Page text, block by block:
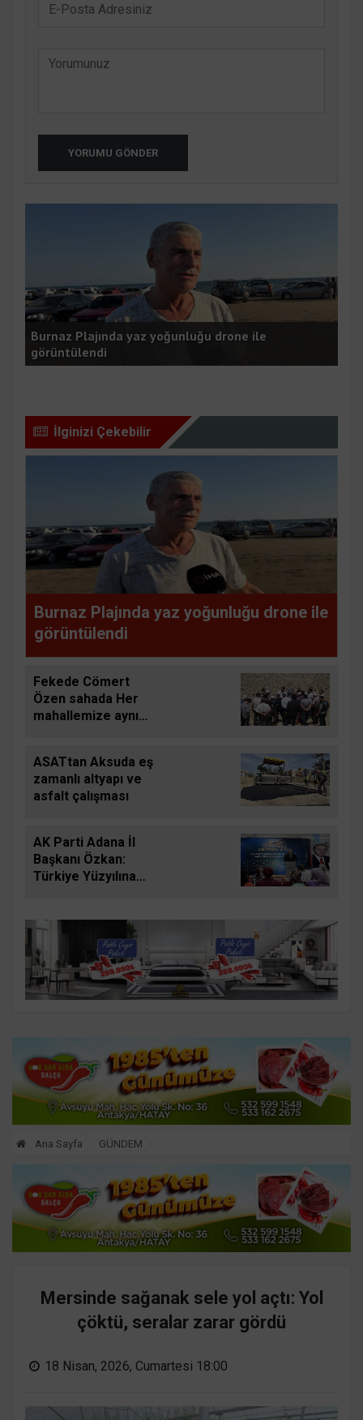
YORUMU GÖNDER
Burnaz Plajında yaz yoğunluğu drone ile
görüntülendi
İlginizi Çekebilir
Burnaz Plajında yaz yoğunluğu drone ile
görüntülendi
Fekede Cömert
Özen sahada Her
mahallemize aynı
ASATtan Aksuda eş
zamanlı altyapı ve
asfalt çalışması
AK Parti Adana İl
Başkanı Özkan:
Türkiye Yüzyılına
Ana Sayfa GÜNDEM
Mersinde sağanak sele yol açtı: Yol
çöktü, seralar zarar gördü
18 Nisan, 2026, Cumartesi 18:00